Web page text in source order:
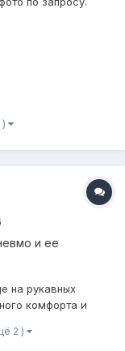
и ее
на рукавных
комфорта и
легко
2 )